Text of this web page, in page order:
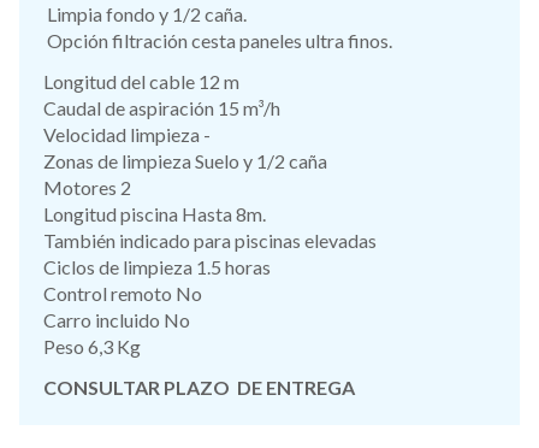
Limpia fondo y 1/2 caña.
Opción filtración cesta paneles ultra finos.
Longitud del cable 12 m
Caudal de aspiración 15 m³/h
Velocidad limpieza -
Zonas de limpieza Suelo y 1/2 caña
Motores 2
Longitud piscina Hasta 8m.
También indicado para piscinas elevadas
Ciclos de limpieza 1.5 horas
Control remoto No
Carro incluido No
Peso 6,3 Kg
CONSULTAR PLAZO DE ENTREGA